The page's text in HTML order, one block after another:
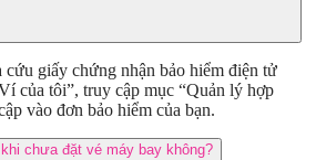
cứu giấy chứng nhận bảo hiểm điện tử
của tôi”, truy cập mục “Quản lý hợp
vào đơn bảo hiểm của bạn.
chưa đặt vé máy bay không?